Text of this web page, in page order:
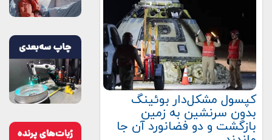
کپسول مشکل‌دار بوئینگ
بدون سرنشین به زمین
بازگشت و دو فضانورد آن جا